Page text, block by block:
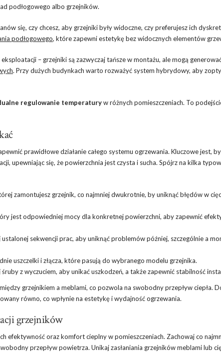
podłogowego albo grzejników.
się, czy chcesz, aby grzejniki były widoczne, czy preferujesz ich
podłogowego, które zapewni estetykę bez widocznych elementów
– grzejniki są zazwyczaj tańsze w montażu, ale mogą
. Przy dużych budynkach warto rozważyć system hybrydowy, aby
regulowanie temperaturyw różnych pomieszczeniach. To
prawidłowe działanie całego systemu ogrzewania. Kluczowe jest,
upewniając się, że powierzchnia jest czysta i sucha. Spójrz na kilka
zamontujesz grzejnik, co najmniej dwukrotnie, by uniknąć błędów w
jest odpowiedniej mocy dla konkretnej powierzchni, aby zapewnić
ustalonej sekwencji prac, aby uniknąć problemów później, szczególnie a
uszczelki i złącza, które pasują do wybranego modelu grzejnika.
z wyczuciem, aby unikać uszkodzeń, a także zapewnić stabilność
grzejnikiem a meblami, co pozwola na swobodny przepływ ciepła.
równo, co wpłynie na estetykę i wydajność ogrzewania.
grzejników
efektywność oraz komfort cieplny w pomieszczeniach. Zachowaj co
przepływ powietrza. Unikaj zasłaniania grzejników meblami lub